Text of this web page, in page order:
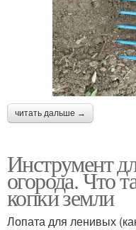
читать дальше →
Инструмент
огорода. Что
копки земли
Лопата для ленивых